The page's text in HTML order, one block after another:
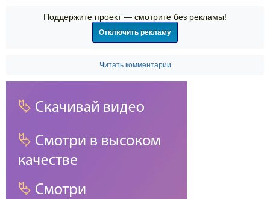
Поддержите проект — смотрите без рекламы!
Отключить рекламу
Читать комментарии